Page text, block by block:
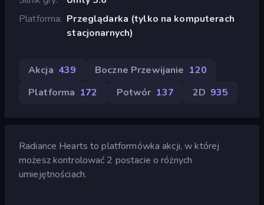
Platforma Przeglądarka (tylko na komputerach
stacjonarnych)
Akcja 439 Boczne Przewijanie 120
Platforma 172 Potwór 137 2D 935
Radiance Hearts to platformówka akcji, w której
możesz kontrolować 2 postacie o różnych
umiejętnościach.